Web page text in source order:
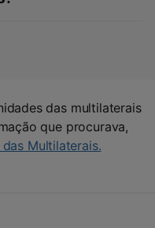
das multilaterais
que procurava,
Multilaterais.